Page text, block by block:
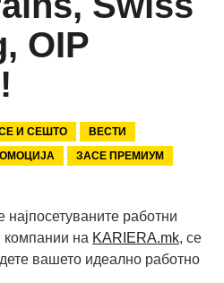
OIP
И СЕШТО
ВЕСТИ
ЗАСЕ ПРЕМИУМ
најпосетуваните работни
компании на KARIERA.mk, се
вашето идеално работно